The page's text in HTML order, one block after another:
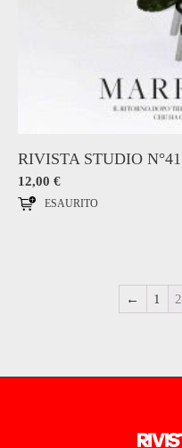
RIVISTA STUDIO N°41
12,00 €
ESAURITO
← 1 2